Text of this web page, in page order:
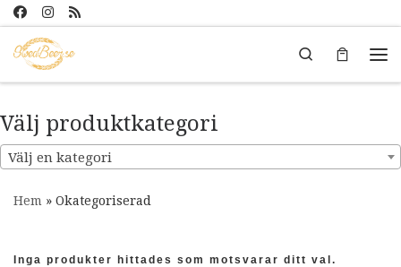
Hoppa till innehåll
Search
Välj produktkategori
Välj en kategori
Hem » Okategoriserad
Inga produkter hittades som motsvarar ditt val.